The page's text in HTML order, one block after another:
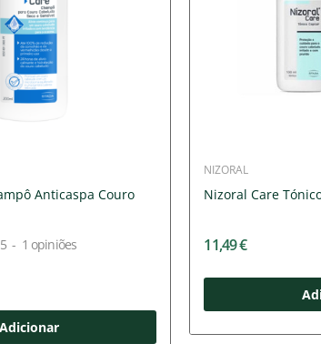
Anticaspa Couro
5 - 1 opiniões
Adicionar
NIZORAL
Nizoral Care
11,49 €